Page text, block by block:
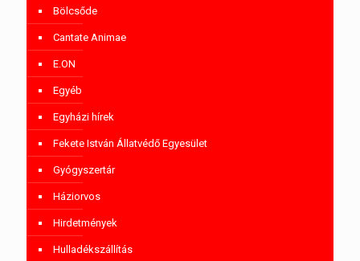
Bölcsőde
Cantate Animae
E.ON
Egyéb
Egyházi hírek
Fekete István Állatvédő Egyesület
Gyógyszertár
Háziorvos
Hirdetmények
Hulladékszállítás